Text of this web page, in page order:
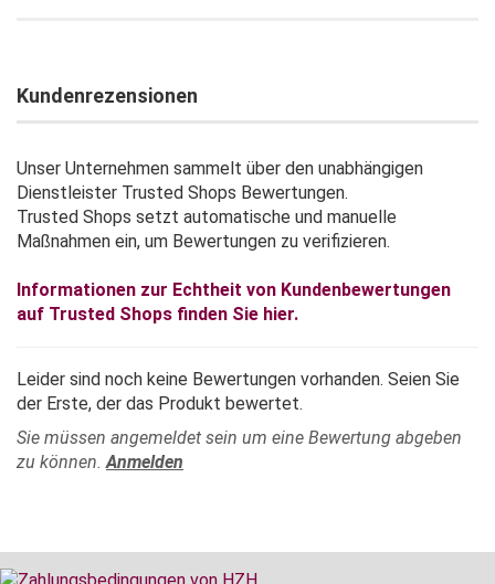
Kundenrezensionen
Unser Unternehmen sammelt über den unabhängigen
Dienstleister Trusted Shops Bewertungen.
Trusted Shops setzt automatische und manuelle
Maßnahmen ein, um Bewertungen zu verifizieren.
Informationen zur Echtheit von Kundenbewertungen
auf Trusted Shops finden Sie hier.
Leider sind noch keine Bewertungen vorhanden. Seien Sie
der Erste, der das Produkt bewertet.
Sie müssen angemeldet sein um eine Bewertung abgeben
zu können. Anmelden